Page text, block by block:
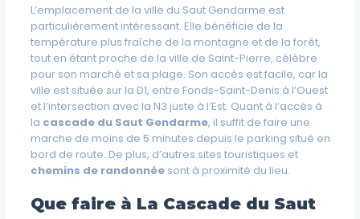
L’emplacement de la ville du Saut Gendarme est
particulièrement intéressant. Elle bénéficie de la
température plus fraîche de la montagne et de la forêt,
tout en étant proche de la ville de Saint-Pierre, célèbre
pour son marché et sa plage. Son accès est facile, car la
ville est située sur la D1, entre Fonds-Saint-Denis à l’Ouest
et l’intersection avec la N3 juste à l’Est. Quant à l’accès à
la cascade du Saut Gendarme, il suffit de faire une
marche de moins de 5 minutes depuis le parking situé en
bord de route. De plus, d’autres sites touristiques et
chemins de randonnéesont à proximité du lieu.
Que faire à La Cascade du Saut